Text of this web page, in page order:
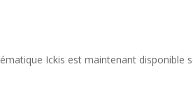
Ickis est maintenant disponible